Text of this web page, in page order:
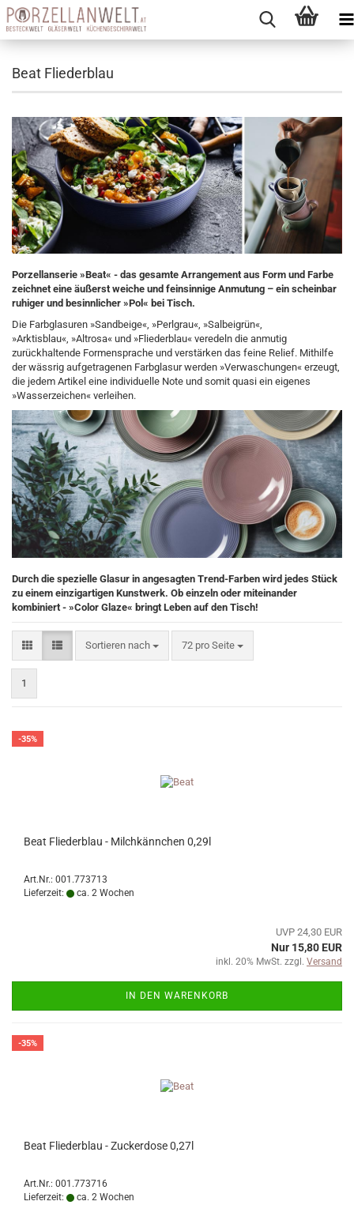
Beat Fliederblau
Porzellanserie »Beat« - das gesamte Arrangement aus Form und Farbe
zeichnet eine äußerst weiche und feinsinnige Anmutung – ein scheinbar
ruhiger und besinnlicher »Pol« bei Tisch.
Die Farbglasuren »Sandbeige«, »Perlgrau«, »Salbeigrün«,
»Arktisblau«, »Altrosa« und »Fliederblau« veredeln die anmutig
zurückhaltende Formensprache und verstärken das feine Relief. Mithilfe
der wässrig aufgetragenen Farbglasur werden »Verwaschungen« erzeugt,
die jedem Artikel eine individuelle Note und somit quasi ein eigenes
»Wasserzeichen« verleihen.
Durch die spezielle Glasur in angesagten Trend-Farben wird jedes Stück
zu einem einzigartigen Kunstwerk. Ob einzeln oder miteinander
kombiniert - »Color Glaze« bringt Leben auf den Tisch!
Sortieren nach
Sortieren nach 72 pro Seite
pro Seite
1
-35%
Beat Fliederblau - Milchkännchen 0,29l
Art.Nr.: 001.773713
Lieferzeit:
ca. 2 Wochen
UVP 24,30 EUR
Nur 15,80 EUR
inkl. 20% MwSt. zzgl. Versand
IN DEN WARENKORB
-35%
Beat Fliederblau - Zuckerdose 0,27l
Art.Nr.: 001.773716
Lieferzeit:
ca. 2 Wochen